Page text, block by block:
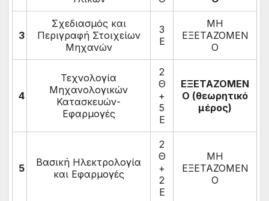
3
Σχεδιασμός και
Περιγραφή Στοιχείων
Μηχανών
3
Ε
ΜΗ
ΕΞΕΤΑΖΟΜΕΝ
Ο
4
Τεχνολογία
Μηχανολογικών
Κατασκευών-
Εφαρμογές
2
Θ
+
5
Ε
ΕΞΕΤΑΖΟΜΕΝ
Ο (θεωρητικό
μέρος)
5
Βασική Ηλεκτρολογία
και Εφαρμογές
2
Θ
+
2
Ε
ΜΗ
ΕΞΕΤΑΖΟΜΕΝ
Ο